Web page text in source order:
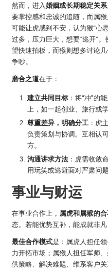
然而，进入 婚姻或长期稳定关系
要掌控感和忠诚的追随，而属
可能让虎感到不安，认为猴“心
过多，压力巨大，想要“逃开”
望快速拍板，而猴则想多讨论
争吵。
磨合之道在于：
建立共同目标 ：将“冲”的
上，如一起创业、旅行或
尊重差异，明确分工 ：虎
负责策划与协调。互相认
方。
沟通讲求方法 ：虎需收敛
用玩笑或逃避面对严肃问
事业与财运
在事业合作上， 属虎和属猴的
态。若能优势互补，能成就非
最佳合作模式是：属虎人担任
力开拓市场；属猴人担任军师
供策略、解决难题、维系客户